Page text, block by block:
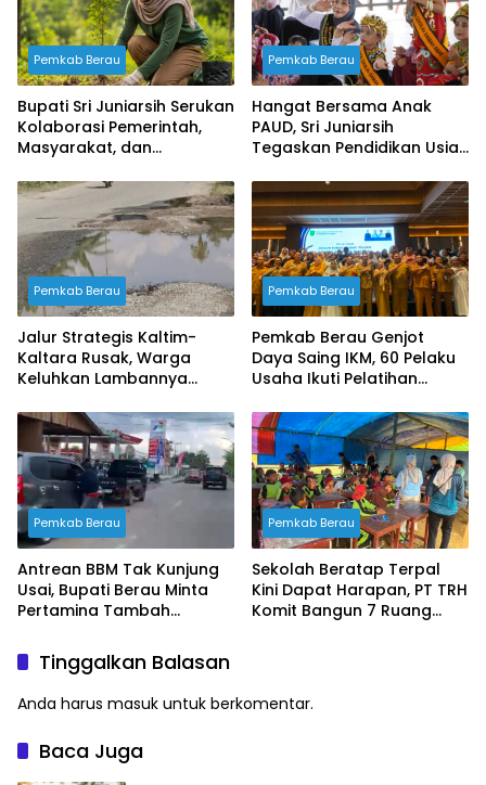
Pemkab Berau
Bupati Sri Juniarsih Serukan
Kolaborasi Pemerintah,
Masyarakat, dan
Kelestarian Lingkungan
Pemkab Berau
Hangat Bersama Anak
PAUD, Sri Juniarsih
Tegaskan Pendidikan Usia
Berau
Pemkab Berau
Jalur Strategis Kaltim-
Kaltara Rusak, Warga
Keluhkan Lambannya
Pemkab Berau
Pemkab Berau Genjot
Daya Saing IKM, 60 Pelaku
Usaha Ikuti Pelatihan
Profesional
Pemkab Berau
Antrean BBM Tak Kunjung
Usai, Bupati Berau Minta
Pertamina Tambah
Pemkab Berau
Sekolah Beratap Terpal
Kini Dapat Harapan, PT TRH
Komit Bangun 7 Ruang
Tinggalkan Balasan
Anda harus masuk untuk berkomentar.
Baca Juga